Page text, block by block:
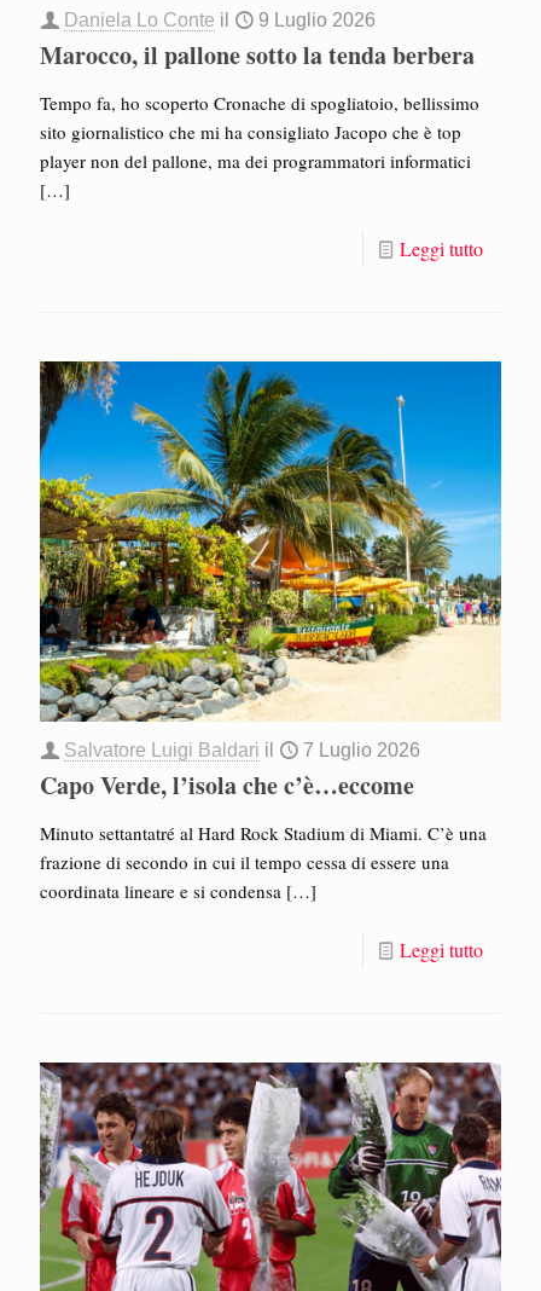
Daniela Lo Conte il 9 Luglio 2026
Marocco, il pallone sotto la tenda berbera
Tempo fa, ho scoperto Cronache di spogliatoio, bellissimo
sito giornalistico che mi ha consigliato Jacopo che è top
player non del pallone, ma dei programmatori informatici
[…]
Leggi tutto
Salvatore Luigi Baldari il 7 Luglio 2026
Capo Verde, l’isola che c’è…eccome
Minuto settantatré al Hard Rock Stadium di Miami. C’è una
frazione di secondo in cui il tempo cessa di essere una
coordinata lineare e si condensa […]
Leggi tutto